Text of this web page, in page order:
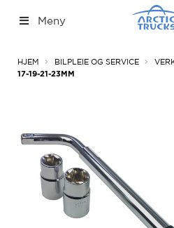
til
til
Meny
HJEM BILPLEIE OG SERVICE
17-19-21-23MM